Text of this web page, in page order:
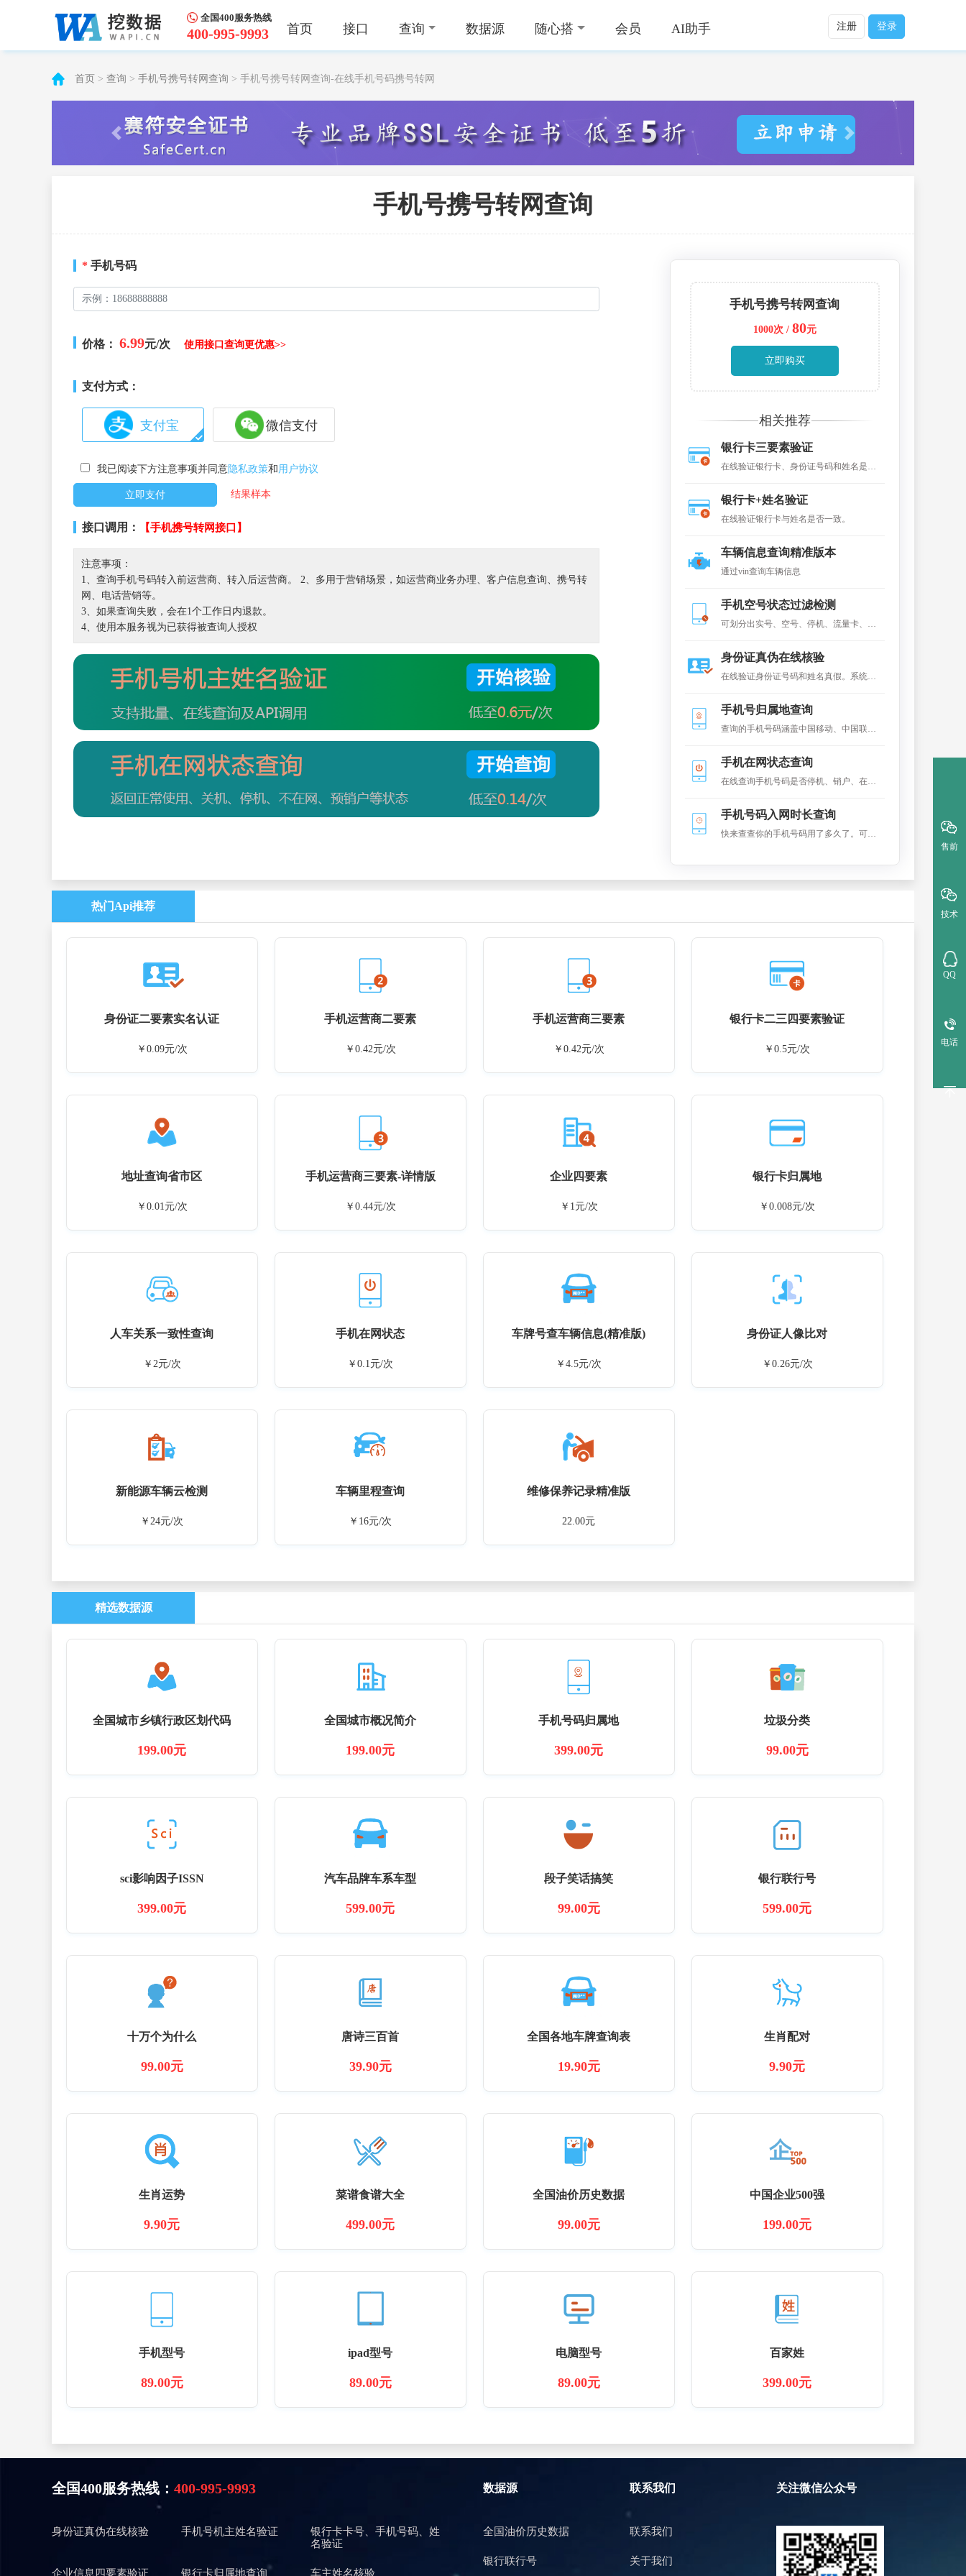
全国400服务热线
400-995-9993 首页 接口 查询 数据源 随心搭 会员 AI助手 注册 登录
首页 > 查询 > 手机号携号转网查询 > 手机号携号转网查询-在线手机号码携号转网
手机号携号转网查询
* 手机号码
价格： 6.99元/次 使用接口查询更优惠>>
支付方式：
支付宝 微信支付
我已阅读下方注意事项并同意隐私政策和 用户协议
结果样本
接口调用： 【手机携号转网接口】
注意事项：
1、查询手机号码转入前运营商、转入后运营商。 2、多用于营销场景，如运营商业务办理、客户信息查询、携号转
网、电话营销等。
3、如果查询失败，会在1个工作日内退款。
4、使用本服务视为已获得被查询人授权
手机号携号转网查询
1000次 / 80元
立即购买
相关推荐
银行卡三要素验证
在线验证银行卡、身份证号码和姓名是否
银行卡+姓名验证
在线验证银行卡与姓名是否一致。
车辆信息查询精准版本
通过vin查询车辆信息
手机空号状态过滤检测
可划分出实号、空号、停机、流量卡、沉
类电销行业，短信行业、大数据整理、保
险代理行业等。
身份证真伪在线核验
在线验证身份证号码和姓名真假。系统连
的结果
手机号归属地查询
查询的手机号码涵盖中国移动、中国联通
电话号码），携号转网除外，查询结果包
括归属省份、归属城市和卡类型。
手机在网状态查询
在线查询手机号码是否停机、销户、在网
手机号码入网时长查询
快来查查你的手机号码用了多久了。可在
热门Api推荐
身份证二要素实名认证
￥0.09元/次
手机运营商二要素
￥0.42元/次
手机运营商三要素
￥0.42元/次
银行卡二三四要素验证
￥0.5元/次
地址查询省市区
￥0.01元/次
手机运营商三要素-详情版
￥0.44元/次
企业四要素
￥1元/次
银行卡归属地
￥0.008元/次
人车关系一致性查询
￥2元/次
手机在网状态
￥0.1元/次
车牌号查车辆信息(精准版)
￥4.5元/次
身份证人像比对
￥0.26元/次
新能源车辆云检测
￥24元/次
车辆里程查询
￥16元/次
维修保养记录精准版
22.00元
精选数据源
全国城市乡镇行政区划代码
199.00元
全国城市概况简介
199.00元
手机号码归属地
399.00元
垃圾分类
99.00元
sci影响因子ISSN
399.00元
汽车品牌车系车型
599.00元
段子笑话搞笑
99.00元
银行联行号
599.00元
十万个为什么
99.00元
唐诗三百首
39.90元
全国各地车牌查询表
19.90元
生肖配对
9.90元
生肖运势
9.90元
菜谱食谱大全
499.00元
全国油价历史数据
99.00元
中国企业500强
199.00元
手机型号
89.00元
ipad型号
89.00元
电脑型号
89.00元
百家姓
399.00元
全国400服务热线： 400-995-9993
身份证真伪在线核验 手机号机主姓名验证
银行卡卡号、手机号码、姓
名验证
企业信息四要素验证 银行卡归属地查询 车主姓名核验
数据源
全国油价历史数据
银行联行号
联系我们
联系我们
关于我们
关注微信公众号
售前
技术
QQ
电话